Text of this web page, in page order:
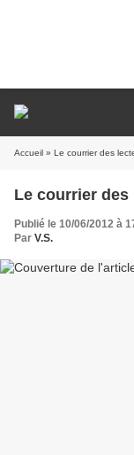
Accueil » Le courrier des
Le courrier des
Publié le 10/06/2012 à
Par V.S.